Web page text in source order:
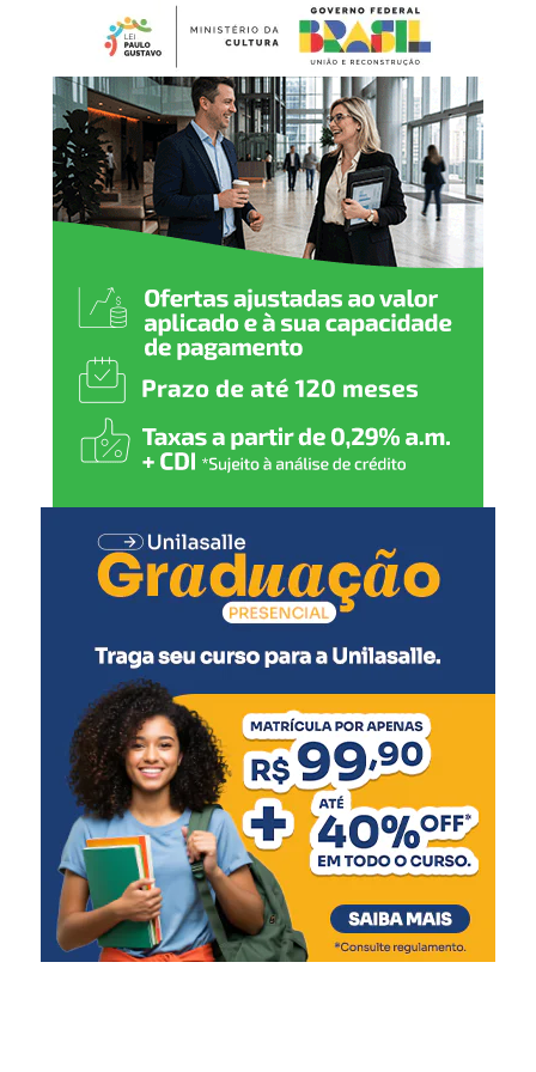
BCG (dose única)
Hepatite B (1ªdose)
2 meses
Pentavalente (1ª dose)
Pólio (1ª dose)
Pneumocócica (1ª dose)
Rotavírus (1ª dose)
3 meses
Meningocócica C (1ª dose)
4 meses:
Pentavalente (2ª dose)
Pólio (2ª dose)
Pneumocócica (2ª dose)
5 meses:
Meningocócica C (2ª dose)
6 meses:
Pentavalente (3ª dose)
Pólio (3ª dose)
Influenza
Covid-19 (1ª dose)
preventiva e temporária, com prazo de até 90 dias,
conforme previsto na legislação. Durante esse período, os
produtos ficam impedidos de serem vendidos ou
utilizados até que a situação seja avaliada.